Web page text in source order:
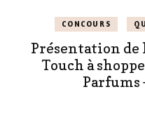
CONCOURS
Présentation de
Touch à
Parfums